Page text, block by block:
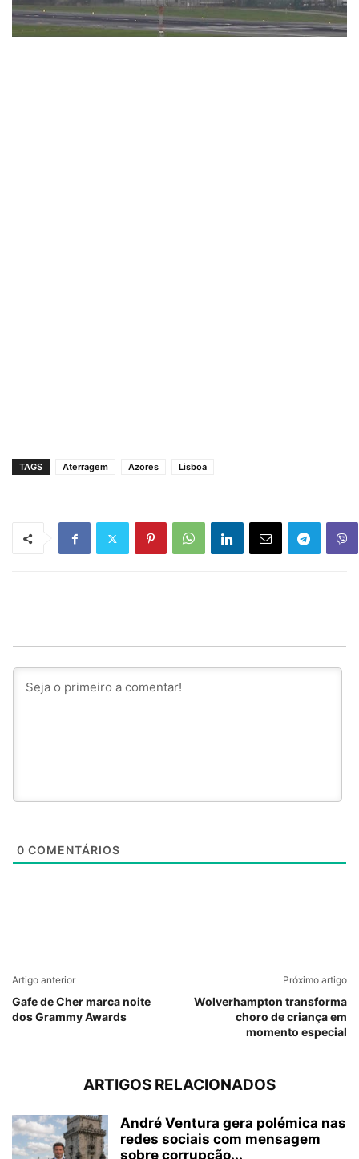
TAGS Aterragem Azores Lisboa
0 COMENTÁRIOS
Artigo anterior
Gafe de Cher marca noite
dos Grammy Awards
Próximo artigo
Wolverhampton transforma
choro de criança em
momento especial
ARTIGOS RELACIONADOS
André Ventura gera polémica nas
redes sociais com mensagem
sobre corrupção...